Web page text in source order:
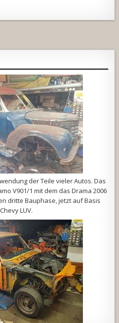
der Teile vieler Autos. Das
V901/1 mit dem das Drama 2006
dritte Bauphase, jetzt auf Basis
LUV.